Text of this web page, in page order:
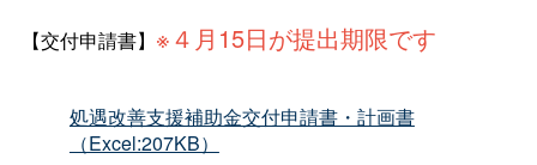
【交付申請書】 ※４月15日が提出期限です
処遇改善支援補助金交付申請書・計画書
（Excel:207KB）